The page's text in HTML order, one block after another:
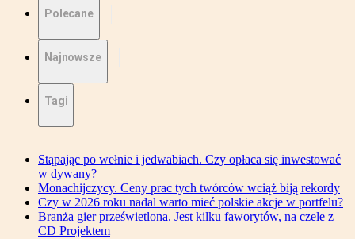
Polecane
Najnowsze
Tagi
Stąpając po wełnie i jedwabiach. Czy opłaca się inwestować
w dywany?
Monachijczycy. Ceny prac tych twórców wciąż biją rekordy
Czy w 2026 roku nadal warto mieć polskie akcje w portfelu?
Branża gier prześwietlona. Jest kilku faworytów, na czele z
CD Projektem